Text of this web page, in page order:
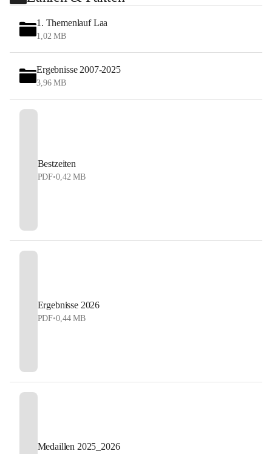
1. Themenlauf Laa
1,02 MB
Ergebnisse 2007-2025
3,96 MB
Bestzeiten
PDF•0,42 MB
Ergebnisse 2026
PDF•0,44 MB
Medaillen 2025_2026